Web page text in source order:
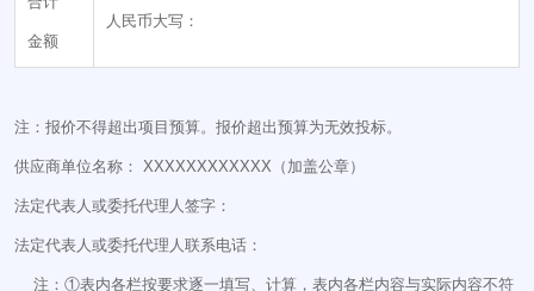
金额
人民币大写：
注：报价不得超出项目预算。报价超出预算为无效投标。
供应商单位名称： XXXXXXXXXXXX（加盖公章）
法定代表人或委托代理人签字：
法定代表人或委托代理人联系电话：
注：①表内各栏按要求逐一填写、计算，表内各栏内容与实际内容不符